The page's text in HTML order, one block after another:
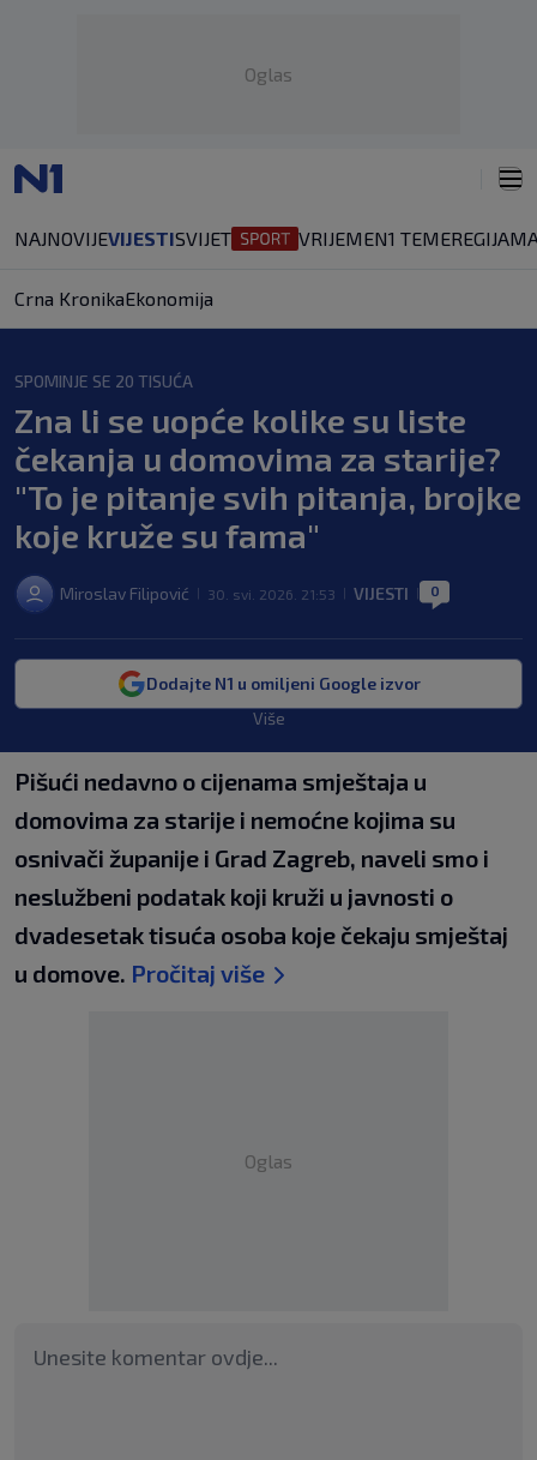
Oglas
NAJNOVIJEVIJESTISVIJET VRIJEMEN1 TEMEREGIJA
Crna KronikaEkonomija
SPOMINJE SE 20 TISUĆA
Zna li se uopće kolike su liste
čekanja u domovima za starije?
"To je pitanje svih pitanja, brojke
koje kruže su fama"
Miroslav Filipović 30. svi. 2026. 21:53 VIJESTI 0
Dodajte N1 u omiljeni Google izvor
Više
Pišući nedavno o cijenama smještaja u
domovima za starije i nemoćne kojima su
osnivači županije i Grad Zagreb, naveli smo i
neslužbeni podatak koji kruži u javnosti o
dvadesetak tisuća osoba koje čekaju smještaj
u domove. Pročitaj više
Oglas